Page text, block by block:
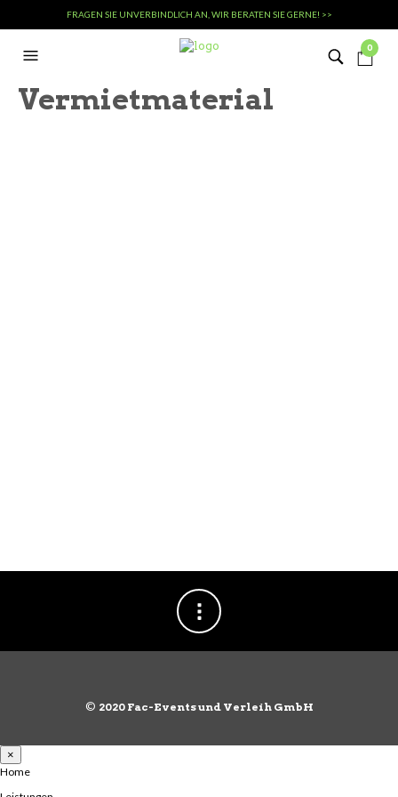
FRAGEN SIE UNVERBINDLICH AN, WIR BERATEN SIE GERNE! >>
0
Vermietmaterial
© 2020 Fac-Events und Verleih GmbH
×
Home